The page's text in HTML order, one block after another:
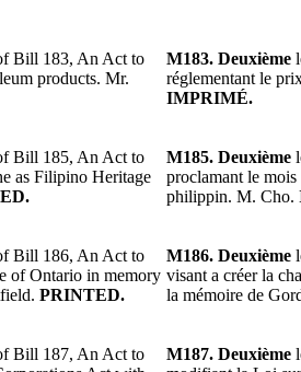
Bill 183, An Act to
products. Mr.
M183. Deuxième
réglementant le
IMPRIMÉ.
Bill 185, An Act to
as Filipino Heritage
M185. Deuxième
proclamant le
philippin. M. Cho.
Bill 186, An Act to
of Ontario in memory
PRINTED.
M186. Deuxième
visant a créer la
la mémoire de
Bill 187, An Act to
M187. Deuxième